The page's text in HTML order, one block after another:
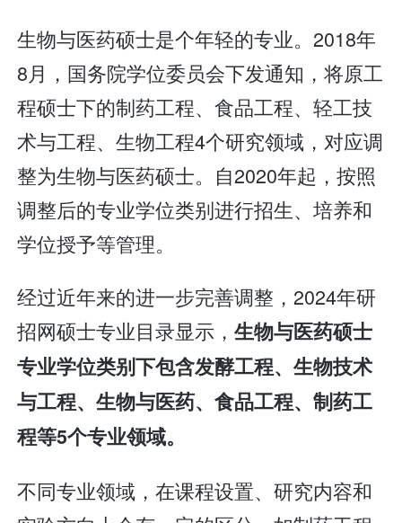
生物与医药硕士是个年轻的专业。2018年
8月，国务院学位委员会下发通知，将原工
程硕士下的制药工程、食品工程、轻工技
术与工程、生物工程4个研究领域，对应调
整为生物与医药硕士。自2020年起，按照
调整后的专业学位类别进行招生、培养和
学位授予等管理。
经过近年来的进一步完善调整，2024年研
招网硕士专业目录显示，生物与医药硕士
专业学位类别下包含发酵工程、生物技术
与工程、生物与医药、食品工程、制药工
程等5个专业领域。
不同专业领域，在课程设置、研究内容和